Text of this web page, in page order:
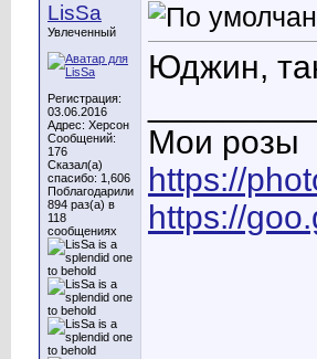
LisSa
Увлеченный
Регистрация:
03.06.2016
Адрес: Херсон
Сообщений:
176
Сказал(а)
спасибо: 1,606
Поблагодарили
894 раз(а) в
118
сообщениях
Юджин,
Мои розы
https://
https://